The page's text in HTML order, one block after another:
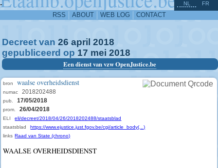
-
RSS ABOUT WEB LOG CONTACT
NL FR
Decreet van 26 april 2018
gepubliceerd op 17 mei 2018
Een dienst van vzw OpenJustice.be
bron waalse overheidsdienst
numac 2018202488
pub. 17/05/2018
prom. 26/04/2018
ELI
eli/decreet/2018/04/26/2018202488/staatsblad
staatsblad
https://www.ejustice.just.fgov.be/cgi/article_body(...)
links Raad van State (chrono)
WAALSE OVERHEIDSDIENST
^